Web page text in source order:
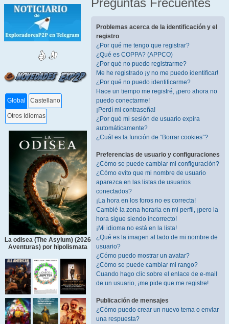
Global Castellano
Otros Idiomas
La odisea (The Asylum) (2026
Aventuras) por hipolismata
Preguntas Frecuentes
Problemas acerca de la identificación y el
registro
¿Por qué me tengo que registrar?
¿Qué es COPPA? (APPCO)
¿Por qué no puedo registrarme?
Me he registrado ¡y no me puedo identificar!
¿Por qué no puedo identificarme?
Hace un tiempo me registré, ¡pero ahora no
puedo conectarme!
¡Perdí mi contraseña!
¿Por qué mi sesión de usuario expira
automáticamente?
¿Cuál es la función de “Borrar cookies”?
Preferencias de usuario y configuraciones
¿Cómo se puede cambiar mi configuración?
¿Cómo evito que mi nombre de usuario
aparezca en las listas de usuarios
conectados?
¡La hora en los foros no es correcta!
Cambié la zona horaria en mi perfil, ¡pero la
hora sigue siendo incorrecto!
¡Mi idioma no está en la lista!
¿Qué es la imagen al lado de mi nombre de
usuario?
¿Cómo puedo mostrar un avatar?
¿Cómo se puede cambiar mi rango?
Cuando hago clic sobre el enlace de e-mail
de un usuario, ¡me pide que me registre!
Publicación de mensajes
¿Cómo puedo crear un nuevo tema o enviar
una respuesta?